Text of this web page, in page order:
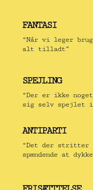
FANTASI
“Når vi leger
alt tilladt”
SPEJLING
“Der er ikke
sig selv spejlet i
ANTIPARTI
“Det der stritter
spændende at